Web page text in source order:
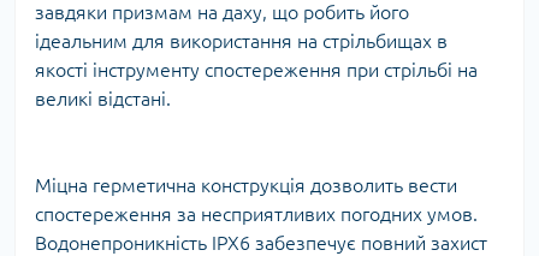
завдяки призмам на даху, що робить його
ідеальним для використання на стрільбищах в
якості інструменту спостереження при стрільбі на
великі відстані.
Міцна герметична конструкція дозволить вести
спостереження за несприятливих погодних умов.
Водонепроникність IPX6 забезпечує повний захист